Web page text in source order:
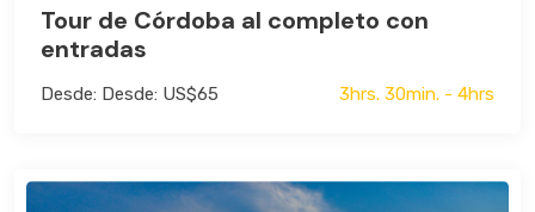
Tour de Córdoba al completo con
entradas
Desde: Desde: US$65 3hrs. 30min. - 4hrs